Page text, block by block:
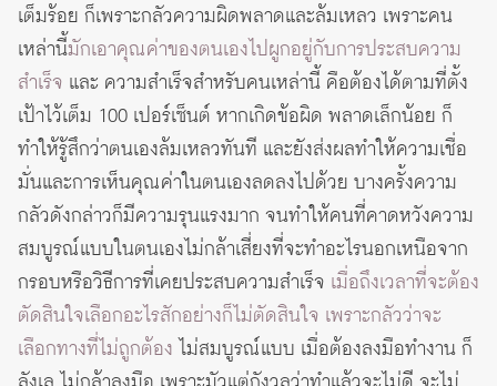
เต็มร้อย ก็เพราะกลัวความผิดพลาดและล้มเหลว เพราะคน
เหล่านี้มักเอาคุณค่าของตนเองไปผูกอยู่กับการประสบความ
สำเร็จ และ ความสำเร็จสำหรับคนเหล่านี้ คือต้องได้ตามที่ตั้ง
เป้าไว้เต็ม 100 เปอร์เซ็นต์ หากเกิดข้อผิด พลาดเล็กน้อย ก็
ทำให้รู้สึกว่าตนเองล้มเหลวทันที และยังส่งผลทำให้ความเชื่อ
มั่นและการเห็นคุณค่าในตนเองลดลงไปด้วย บางครั้งความ
กลัวดังกล่าวก็มีความรุนแรงมาก จนทำให้คนที่คาดหวังความ
สมบูรณ์แบบในตนเองไม่กล้าเสี่ยงที่จะทำอะไรนอกเหนือจาก
กรอบหรือวิธีการที่เคยประสบความสำเร็จ เมื่อถึงเวลาที่จะต้อง
ตัดสินใจเลือกอะไรสักอย่างก็ไม่ตัดสินใจ เพราะกลัวว่าจะ
เลือกทางที่ไม่ถูกต้อง ไม่สมบูรณ์แบบ เมื่อต้องลงมือทำงาน ก็